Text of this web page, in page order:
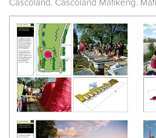
Cascoland. Cascoland Mafikeng.